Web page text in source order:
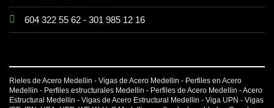
604 322 55 62- 301 985 12 16
Rieles de Acero Medellin - Vigas de Acero Medellin - Perfiles en Acero
Medellin - Perfiles estructurales Medellin - Perfiles de Acero Medellin - Acero
Estructural Medellin - Vigas de Acero Estructural Medellin - Viga UPN - Vigas